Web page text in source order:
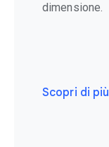
dimensione.
Scopri di più